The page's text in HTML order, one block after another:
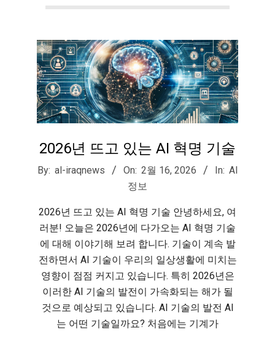
2026년 뜨고 있는 AI 혁명 기술
2026-
By: al-iraqnews On: 2월 16, 2026 In: AI
정보
2026년 뜨고 있는 AI 혁명 기술 안녕하세요, 여
러분! 오늘은 2026년에 다가오는 AI 혁명 기술
에 대해 이야기해 보려 합니다. 기술이 계속 발
전하면서 AI 기술이 우리의 일상생활에 미치는
영향이 점점 커지고 있습니다. 특히 2026년은
이러한 AI 기술의 발전이 가속화되는 해가 될
것으로 예상되고 있습니다. AI 기술의 발전 AI
는 어떤 기술일까요? 처음에는 기계가